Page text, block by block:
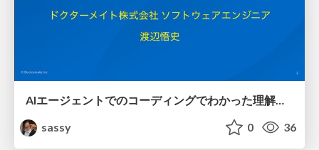
AIエージェントでのコーディングでわかった理解の重要性
sassy
0 36